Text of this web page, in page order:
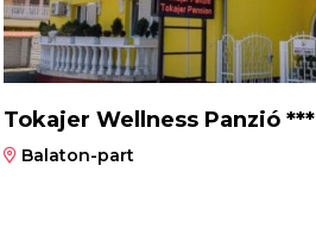
Tokajer Wellness Panzió ***
Balaton-part